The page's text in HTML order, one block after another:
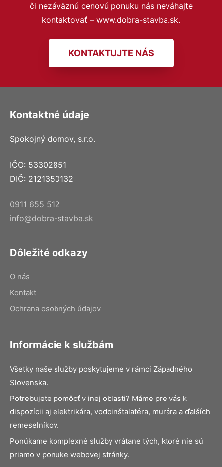
či nezáväznú cenovú ponuku nás neváhajte
kontaktovať – www.dobra-stavba.sk.
KONTAKTUJTE NÁS
Kontaktné údaje
Spokojný domov, s.r.o.
IČO: 53302851
DIČ: 2121350132
0911 655 512
info@dobra-stavba.sk
Dôležité odkazy
O nás
Kontakt
Ochrana osobných údajov
Informácie k službám
Všetky naše služby poskytujeme v rámci Západného
Slovenska.
Potrebujete pomôcť v inej oblasti? Máme pre vás k
dispozícii aj elektrikára, vodoinštalatéra, murára a ďalších
remeselníkov.
Ponúkame komplexné služby vrátane tých, ktoré nie sú
priamo v ponuke webovej stránky.